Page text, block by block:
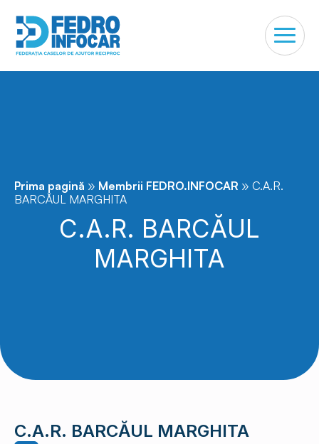
Prima pagină » Membrii FEDRO.INFOCAR » C.A.R.
BARCĂUL MARGHITA
C.A.R. BARCĂUL
MARGHITA
C.A.R. BARCĂUL MARGHITA